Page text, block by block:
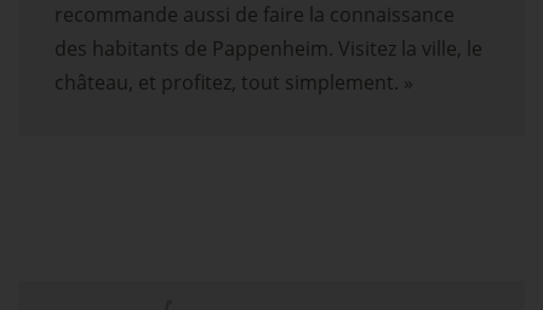
recommande aussi de faire la connaissance
des habitants de Pappenheim. Visitez la ville, le
château, et profitez, tout simplement. »